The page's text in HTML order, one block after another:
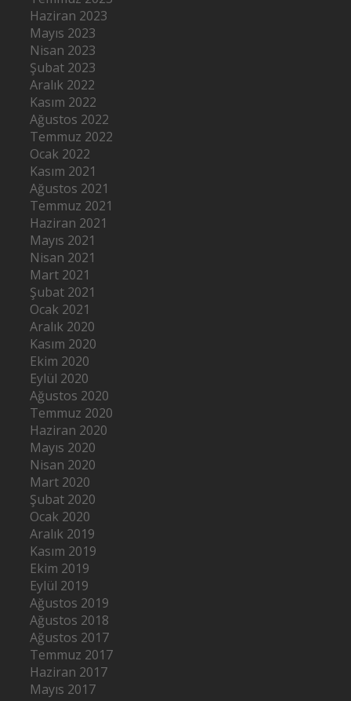
Haziran 2023
Mayıs 2023
Nisan 2023
Şubat 2023
Aralık 2022
Kasım 2022
Ağustos 2022
Temmuz 2022
Ocak 2022
Kasım 2021
Ağustos 2021
Temmuz 2021
Haziran 2021
Mayıs 2021
Nisan 2021
Mart 2021
Şubat 2021
Ocak 2021
Aralık 2020
Kasım 2020
Ekim 2020
Eylül 2020
Ağustos 2020
Temmuz 2020
Haziran 2020
Mayıs 2020
Nisan 2020
Mart 2020
Şubat 2020
Ocak 2020
Aralık 2019
Kasım 2019
Ekim 2019
Eylül 2019
Ağustos 2019
Ağustos 2018
Ağustos 2017
Temmuz 2017
Haziran 2017
Mayıs 2017